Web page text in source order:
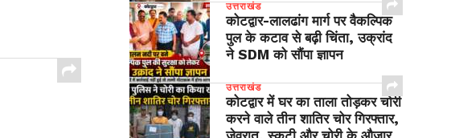
उत्तराखंड
​कोटद्वार-लालढांग मार्ग पर वैकल्पिक
पुल के कटाव से बढ़ी चिंता, उक्रांद
ने SDM को सौंपा ज्ञापन
उत्तराखंड
कोटद्वार में घर का ताला तोड़कर चोरी
करने वाले तीन शातिर चोर गिरफ्तार,